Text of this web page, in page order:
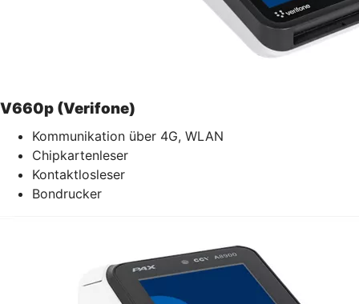
V660p (Verifone)
Kommunikation über 4G, WLAN
Chipkartenleser
Kontaktlosleser
Bondrucker